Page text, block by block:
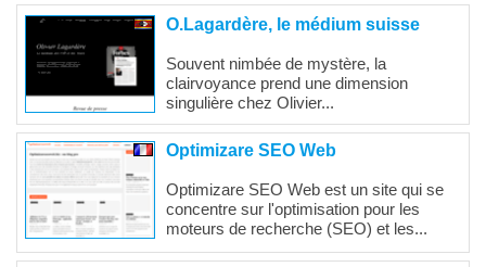
O.Lagardère, le médium suisse
Souvent nimbée de mystère, la
clairvoyance prend une dimension
singulière chez Olivier...
Optimizare SEO Web
Optimizare SEO Web est un site qui se
concentre sur l'optimisation pour les
moteurs de recherche (SEO) et les...